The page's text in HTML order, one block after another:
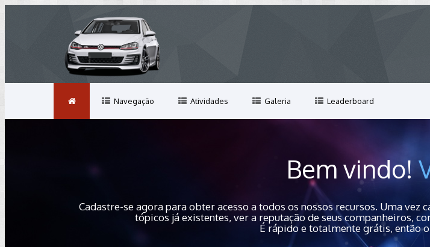
Navegação Atividades Galeria Leaderboard
Bem vindo!
Cadastre-se agora para obter acesso a todos os nossos recursos. Uma
tópicos já existentes, ver a reputação de seus companheiros,
É rápido e totalmente grátis, então